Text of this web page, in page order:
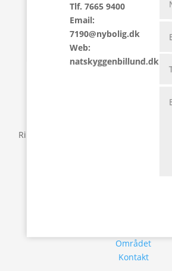
Tlf. 7665 9400
Email:
Web:
Ring gerne til vores team. Vi sidder
Find flere
Området
Kontakt
Tlf. 7665 9400
Email:
7190@nybolig.dk
Web:
natskyggenbillund.dk